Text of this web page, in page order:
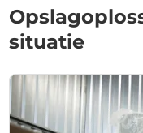
situatie